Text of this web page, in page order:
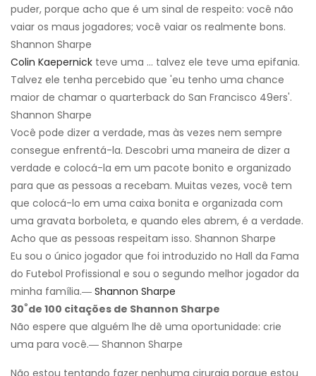
puder, porque acho que é um sinal de respeito: você não
vaiar os maus jogadores; você vaiar os realmente bons.
Shannon Sharpe
Colin Kaepernick teve uma ... talvez ele teve uma epifania.
Talvez ele tenha percebido que 'eu tenho uma chance
maior de chamar o quarterback do San Francisco 49ers'.
Shannon Sharpe
Você pode dizer a verdade, mas às vezes nem sempre
consegue enfrentá-la. Descobri uma maneira de dizer a
verdade e colocá-la em um pacote bonito e organizado
para que as pessoas a recebam. Muitas vezes, você tem
que colocá-lo em uma caixa bonita e organizada com
uma gravata borboleta, e quando eles abrem, é a verdade.
Acho que as pessoas respeitam isso. Shannon Sharpe
Eu sou o único jogador que foi introduzido no Hall da Fama
do Futebol Profissional e sou o segundo melhor jogador da
minha família.― Shannon Sharpe
30ºde 100 citações de Shannon Sharpe
Não espere que alguém lhe dê uma oportunidade: crie
uma para você.― Shannon Sharpe